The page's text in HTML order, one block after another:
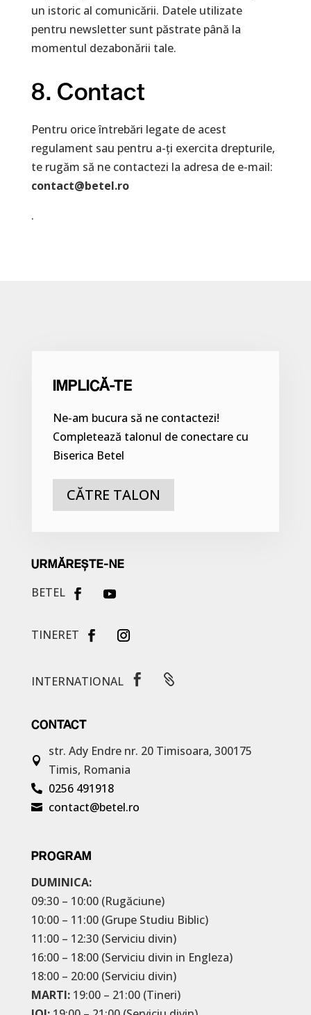
un istoric al comunicării. Datele utilizate
pentru newsletter sunt păstrate până la
momentul dezabonării tale.
8. Contact
Pentru orice întrebări legate de acest
regulament sau pentru a-ți exercita drepturile,
te rugăm să ne contactezi la adresa de e-mail:
contact@betel.ro
.
IMPLICĂ-TE
Ne-am bucura să ne contactezi!
Completează talonul de conectare cu
Biserica Betel
CĂTRE TALON
URMĂREȘTE-NE
BETEL
TINERET
INTERNATIONAL  
CONTACT

str. Ady Endre nr. 20 Timisoara, 300175
Timis, Romania
 0256 491918
 contact@betel.ro
PROGRAM
DUMINICA:
09:30 – 10:00 (Rugăciune)
10:00 – 11:00 (Grupe Studiu Biblic)
11:00 – 12:30 (Serviciu divin)
16:00 – 18:00 (Serviciu divin in Engleza)
18:00 – 20:00 (Serviciu divin)
MARTI: 19:00 – 21:00 (Tineri)